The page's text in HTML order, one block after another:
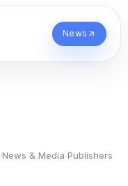
News
·News & Media Publishers